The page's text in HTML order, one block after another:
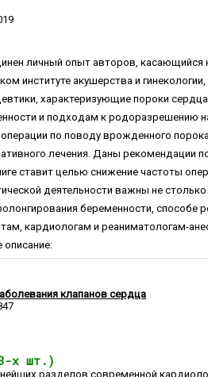
личный опыт авторов,
институте акушерства и
характеризующие пороки
и подходам к родоразрешению
по поводу врожденного
лечения. Даны рекомендации
ставит целью снижение частоты
деятельности важны не
беременности, способе
кардиологам и реаниматологам-
клапанов сердца
х шт.)
разделов современной